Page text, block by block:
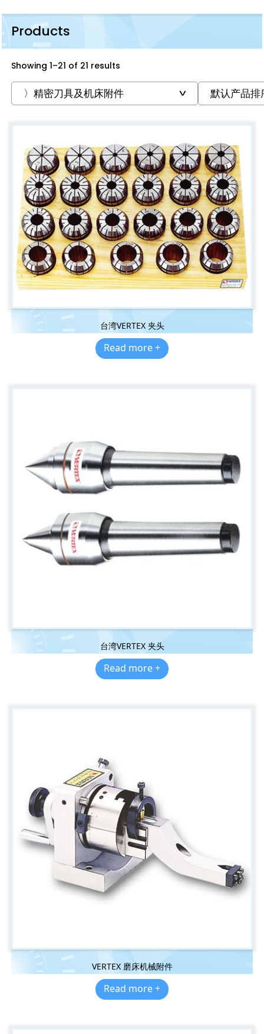
Products
Showing 1–21 of 21 results
台湾VERTEX 夹头
Read more +
台湾VERTEX 夹头
Read more +
VERTEX 磨床机械附件
Read more +